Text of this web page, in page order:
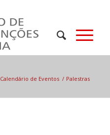
Calendário de Eventos / Palestras